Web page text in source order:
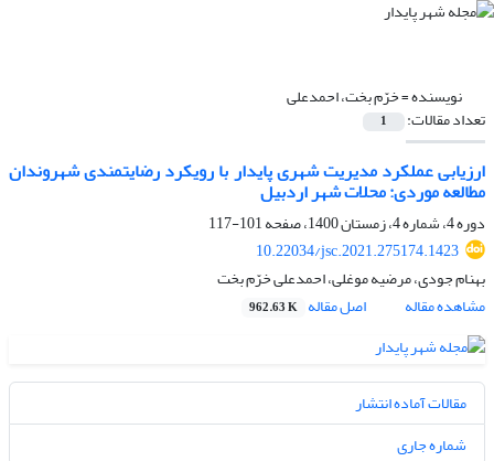
نویسنده =خرّم بخت، احمدعلی
تعداد مقالات: 1
ارزیابی عملکرد مدیریت شهری پایدار با رویکرد رضایتمندی شهروندان
مطالعه موردی: محلات شهر اردبیل
دوره 4، شماره 4، زمستان 1400، صفحه
101-117
10.22034/jsc.2021.275174.1423
بهنام جودی، مرضیه موغلی، احمدعلی خرّم بخت
مشاهده مقاله
اصل مقاله 962.63 K
مقالات آماده انتشار
شماره جاری